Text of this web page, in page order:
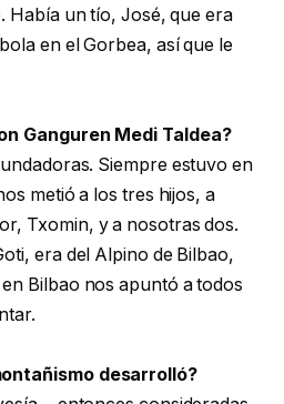
Había un tío, José, que era
en el Gorbea, así que le
Ganguren Medi Taldea?
Siempre estuvo en
metió a los tres hijos, a
Txomin, y a nosotras dos.
era del Alpino de Bilbao,
Bilbao nos apuntó a todos
desarrolló?